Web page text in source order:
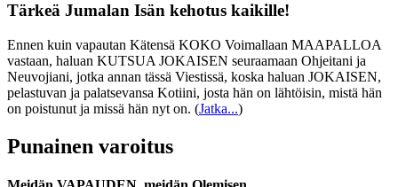
Tärkeä Jumalan Isän kehotus kaikille!
Ennen kuin vapautan Kätensä KOKO Voimallaan MAAPALLOA
vastaan, haluan KUTSUA JOKAISEN seuraamaan Ohjeitani ja
Neuvojiani, jotka annan tässä Viestissä, koska haluan JOKAISEN,
pelastuvan ja palatsevansa Kotiini, josta hän on lähtöisin, mistä hän
on poistunut ja missä hän nyt on. (Jatka...)
Punainen varoitus